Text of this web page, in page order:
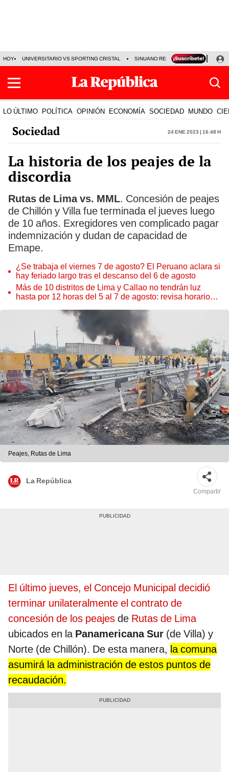
HOY UNIVERSITARIO VS SPORTING CRISTAL SINUANO RESULTADOS HOY
LO ÚLTIMO POLÍTICA OPINIÓN ECONOMÍA SOCIEDAD MUNDO
Sociedad 24 Ene 2023 | 16:48 h
La historia de los peajes de la
discordia
Rutas de Lima vs. MML. Concesión de peajes
de Chillón y Villa fue terminada el jueves luego
de 10 años. Exregidores ven complicado pagar
indemnización y dudan de capacidad de
Emape.
¿Se trabaja el viernes 7 de agosto? El Peruano aclara si
hay feriado largo tras el descanso del 6 de agosto
Más de 10 distritos de Lima y Callao no tendrán luz
hasta por 12 horas del 5 al 7 de agosto: revisa horarios y
Peajes, Rutas de Lima
La República
Compartir
El último jueves, el Concejo Municipal decidió
terminar unilateralmente el contrato de
concesión de los peajes de Rutas de Lima
ubicados en la Panamericana Sur (de Villa) y
Norte (de Chillón). De esta manera, la comuna
asumirá la administración de estos puntos de
recaudación.